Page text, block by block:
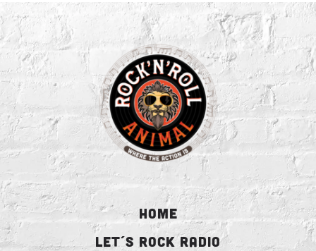
HOME
LET´S ROCK RADIO